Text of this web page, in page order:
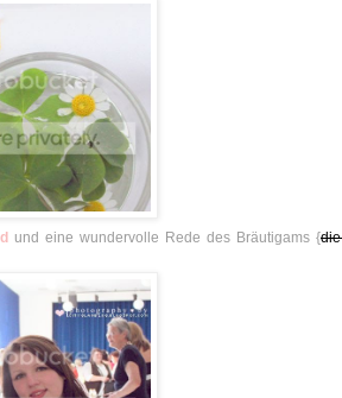
und eine wundervolle Rede des Bräutigams {